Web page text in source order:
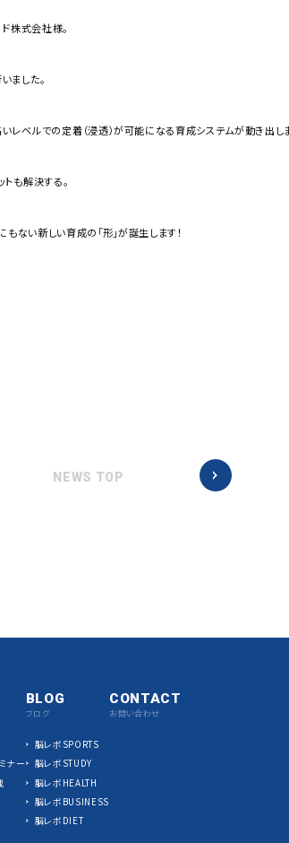
株式会社様。
ました。
ベルでの定着（浸透）が可能になる育成システムが動き出し
も解決する。
もない新しい育成の「形」が誕生します！
NEWS TOP
ナー
BLOG
ブログ
脳レボSPORTS
脳レボSTUDY
脳レボHEALTH
脳レボBUSINESS
脳レボDIET
CONTACT
お問い合わせ